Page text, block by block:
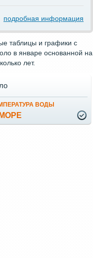
подробная информация
таблицы и графики с
в январе основанной на
лет.
ВОДЫ